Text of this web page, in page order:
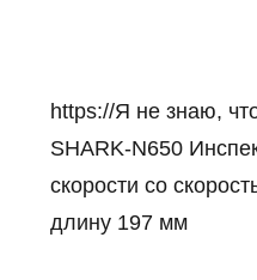
https://Я не знаю,
SHARK-N650
скорости со
длину 197 мм